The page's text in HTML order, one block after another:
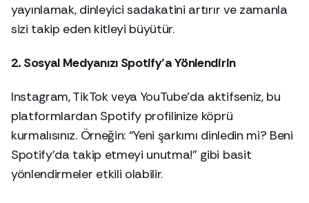
yayınlamak, dinleyici sadakatini artırır ve zamanla
sizi takip eden kitleyi büyütür.
2. Sosyal Medyanızı Spotify’a Yönlendirin
Instagram, TikTok veya YouTube’da aktifseniz, bu
platformlardan Spotify profilinize köprü
kurmalısınız. Örneğin: “Yeni şarkımı dinledin mi? Beni
Spotify’da takip etmeyi unutma!” gibi basit
yönlendirmeler etkili olabilir.